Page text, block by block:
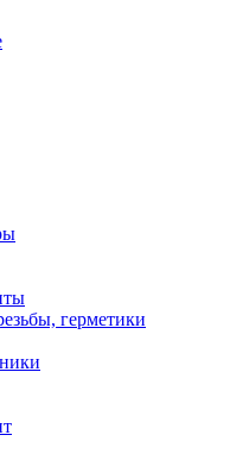
герметики